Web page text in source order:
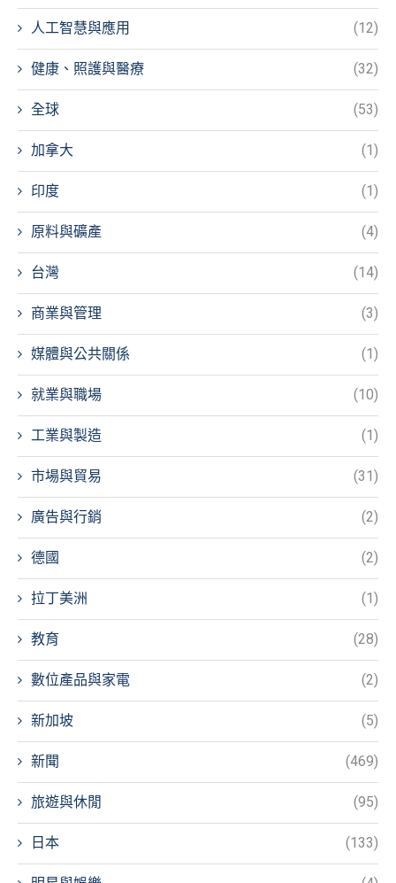
人工智慧與應用 (12)
健康、照護與醫療 (32)
全球 (53)
加拿大 (1)
印度 (1)
原料與礦產 (4)
台灣 (14)
商業與管理 (3)
媒體與公共關係 (1)
就業與職場 (10)
工業與製造 (1)
市場與貿易 (31)
廣告與行銷 (2)
德國 (2)
拉丁美洲 (1)
教育 (28)
數位產品與家電 (2)
新加坡 (5)
新聞 (469)
旅遊與休閒 (95)
日本 (133)